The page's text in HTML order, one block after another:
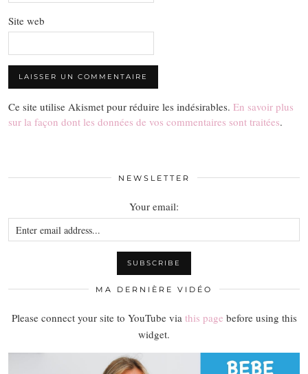
Site web
Ce site utilise Akismet pour réduire les indésirables. En savoir plus
sur la façon dont les données de vos commentaires sont traitées.
NEWSLETTER
Your email:
MA DERNIÈRE VIDÉO
Please connect your site to YouTube via this page before using this
widget.